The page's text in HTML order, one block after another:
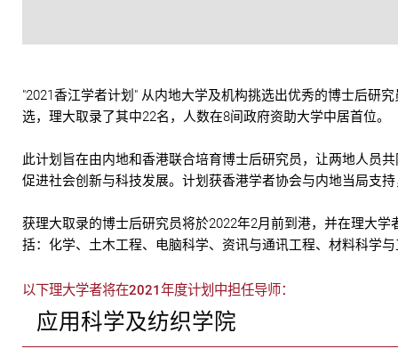
"2021香江学者计划" 从内地大学及机构挑选出优秀的博士后研
选，理大取录了其中22名，人数在8间政府资助大学中居首位。
此计划旨在由内地和香港联合培育博士后研究员，让两地人员
促进社会创新与科技发展。计划获香港学者协会与内地当局支
获理大取录的博士后研究员将於2022年2月前到港，并在理大
括：化学、土木工程、电脑科学、资讯与通讯工程、材料科学
以下理大学者将在2021年度计划中担任导师：
应用科学及纺织学院